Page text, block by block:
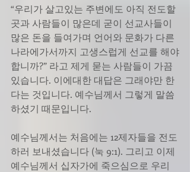
“우리가 살고있는 주변에도 아직 전도할
곳과 사람들이 많은데 굳이 선교사들이
많은 돈을 들여가며 언어와 문화가 다른
나라에가서까지 고생스럽게 선교를 해야
합니까?” 라고 제게 묻는 사람들이 가끔
있습니다. 이에대한 대답은 그래야만 한
다는 것입니다. 예수님께서 그렇게 말씀
하셨기 때문입니다.
예수님께서는 처음에는 12제자들을 전도
하러 보내셨습니다 (눅 9:1). 그리고 이제
예수님께서 십자가에 죽으심으로 우리